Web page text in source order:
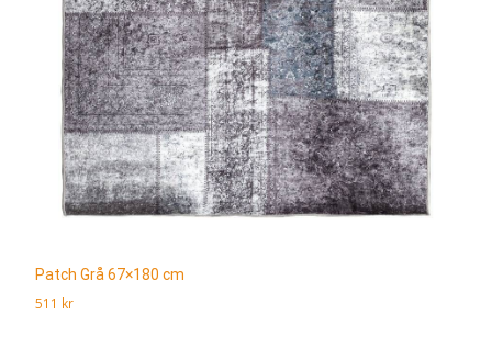
Patch Grå 67×180 cm
511 kr